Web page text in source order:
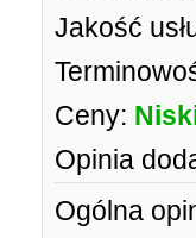
Jakość
Ceny:
Opinia
Ogólna